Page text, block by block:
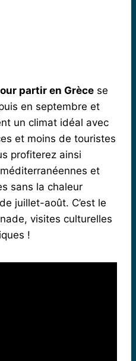
partir en Grèce se
en septembre et
un climat idéal avec
et moins de touristes
profiterez ainsi
et
sans la chaleur
juillet-août. C’est le
visites culturelles
!